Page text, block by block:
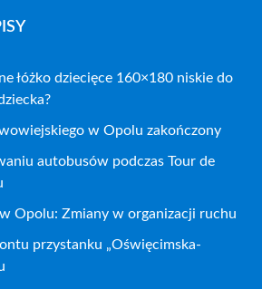
łóżko dziecięce 160×180 niskie do
w Opolu zakończony
autobusów podczas Tour de
Opolu: Zmiany w organizacji ruchu
przystanku „Oświęcimska-